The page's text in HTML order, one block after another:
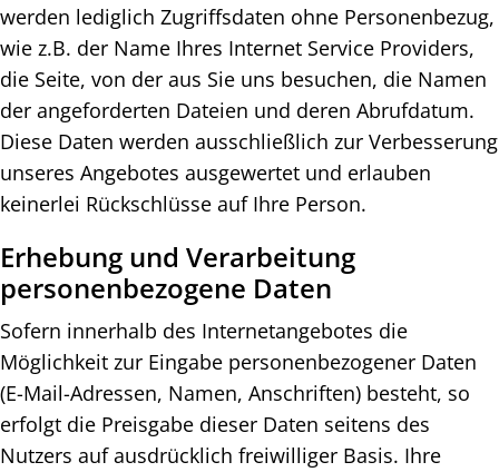
werden lediglich Zugriffsdaten ohne Personenbezug,
wie z.B. der Name Ihres Internet Service Providers,
die Seite, von der aus Sie uns besuchen, die Namen
der angeforderten Dateien und deren Abrufdatum.
Diese Daten werden ausschließlich zur Verbesserung
unseres Angebotes ausgewertet und erlauben
keinerlei Rückschlüsse auf Ihre Person.
Erhebung und Verarbeitung
personenbezogene Daten
Sofern innerhalb des Internetangebotes die
Möglichkeit zur Eingabe personenbezogener Daten
(E-Mail-Adressen, Namen, Anschriften) besteht, so
erfolgt die Preisgabe dieser Daten seitens des
Nutzers auf ausdrücklich freiwilliger Basis. Ihre